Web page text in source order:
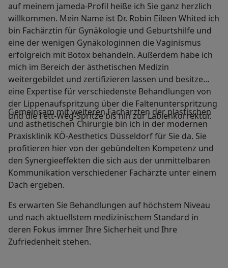
auf meinem jameda-Profil heiße ich Sie ganz herzlich
willkommen. Mein Name ist Dr. Robin Eileen Whited ich
bin Fachärztin für Gynäkologie und Geburtshilfe und
eine der wenigen Gynäkologinnen die Vaginismus
erfolgreich mit Botox behandeln. Außerdem habe ich
mich im Bereich der ästhetischen Medizin
weitergebildet und zertifizieren lassen und besitze
eine Expertise für verschiedenste Behandlungen von
der Lippenaufspritzung über die Faltenunterspritzung
und die Fett-Weg-Spritze bis hin zur Labienkorrektur.
Gemeinsam mit weiteren Fachärzten der plastischen
und ästhetischen Chirurgie bin ich in der modernen
Praxisklinik KÖ-Aesthetics Düsseldorf für Sie da. Sie
profitieren hier von der gebündelten Kompetenz und
den Synergieeffekten die sich aus der unmittelbaren
Kommunikation verschiedener Fachärzte unter einem
Dach ergeben.
Es erwarten Sie Behandlungen auf höchstem Niveau
und nach aktuellstem medizinischem Standard in
deren Fokus immer Ihre Sicherheit und Ihre
Zufriedenheit stehen.